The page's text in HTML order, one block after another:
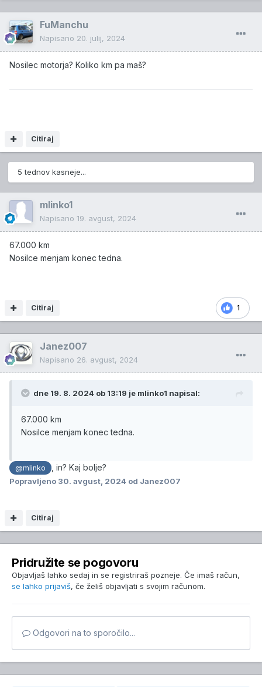
FuManchu
Napisano 20. julij, 2024
Nosilec motorja? Koliko km pa maš?
Citiraj
5 tednov kasneje...
mlinko1
Napisano 19. avgust, 2024
67.000 km
Nosilce menjam konec tedna.
1
Citiraj
Janez007
Napisano 26. avgust, 2024
dne 19. 8. 2024 ob 13:19 je mlinko1 napisal:
67.000 km
Nosilce menjam konec tedna.
@mlinko , in? Kaj bolje?
Popravljeno 30. avgust, 2024 od Janez007
Citiraj
Pridružite se pogovoru
Objavljaš lahko sedaj in se registriraš pozneje. Če imaš račun,
se lahko prijaviš, če želiš objavljati s svojim računom.
Odgovori na to sporočilo...